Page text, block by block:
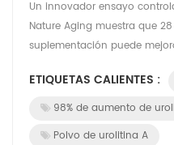
Un innovador ensayo
Nature Aging muestra que
suplementación puede
ETIQUETAS CALIENTES :
98% de aumento de
Polvo de urolitina A